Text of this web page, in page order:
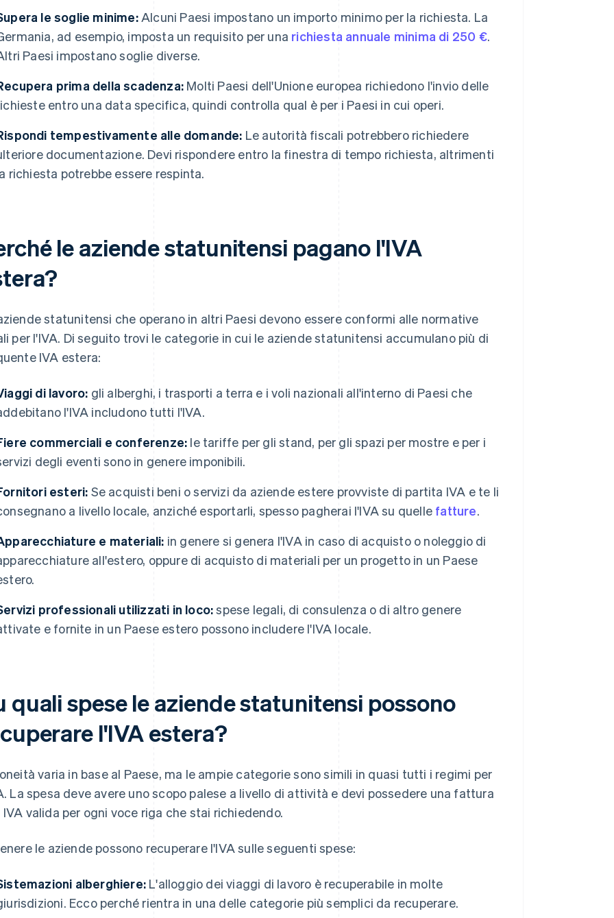
le soglie minime:Alcuni Paesi impostano un importo minimo per la richiesta. La
ad esempio, imposta un requisito per una richiesta annuale minima di 250 €.
Paesi impostano soglie diverse.
prima della scadenza: Molti Paesi dell'Unione europea richiedono l'invio delle
entro una data specifica, quindi controlla qual è per i Paesi in cui operi.
tempestivamente alle domande: Le autorità fiscali potrebbero richiedere
documentazione. Devi rispondere entro la finestra di tempo richiesta, altrimenti
richiesta potrebbe essere respinta.
le aziende statunitensi pagano l'IVA
statunitensi che operano in altri Paesi devono essere conformi alle normative
per l'IVA. Di seguito trovi le categorie in cui le aziende statunitensi accumulano più di
IVA estera:
di lavoro: gli alberghi, i trasporti a terra e i voli nazionali all'interno di Paesi che
l'IVA includono tutti l'IVA.
commerciali e conferenze: le tariffe per gli stand, per gli spazi per mostre e per i
degli eventi sono in genere imponibili.
esteri: Se acquisti beni o servizi da aziende estere provviste di partita IVA e te li
a livello locale, anziché esportarli, spesso pagherai l'IVA su quelle fatture.
e materiali: in genere si genera l'IVA in caso di acquisto o noleggio di
all'estero, oppure di acquisto di materiali per un progetto in un Paese
professionali utilizzati in loco:spese legali, di consulenza o di altro genere
e fornite in un Paese estero possono includere l'IVA locale.
quali spese le aziende statunitensi possono
l'IVA estera?
varia in base al Paese, ma le ampie categorie sono simili in quasi tutti i regimi per
La spesa deve avere uno scopo palese a livello di attività e devi possedere una fattura
IVA valida per ogni voce riga che stai richiedendo.
le aziende possono recuperare l'IVA sulle seguenti spese:
alberghiere: L'alloggio dei viaggi di lavoro è recuperabile in molte
Ecco perché rientra in una delle categorie più semplici da recuperare.